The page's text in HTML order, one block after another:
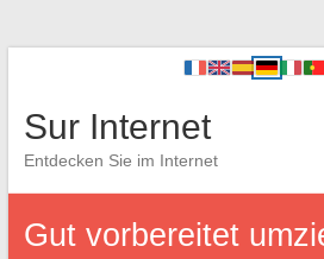
Sur Internet
Entdecken Sie im Internet
Gut vorbereitet